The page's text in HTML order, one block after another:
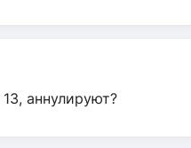
аннулируют?